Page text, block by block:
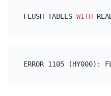
FLUSH TABLES WITH